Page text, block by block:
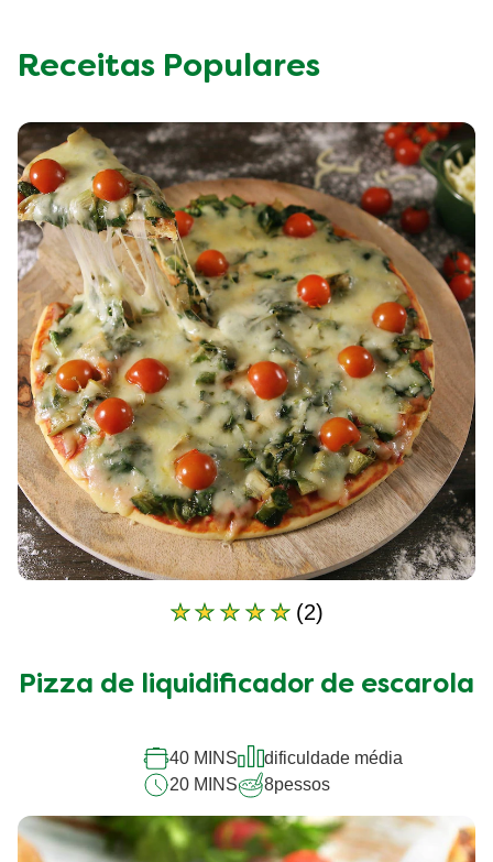
Receitas Populares
A
deste
liquidificador
de
escarola
é
5.0
(2)
Pizza de liquidificador de escarola
40 MINS
dificuldade média
20 MINS
8pessos